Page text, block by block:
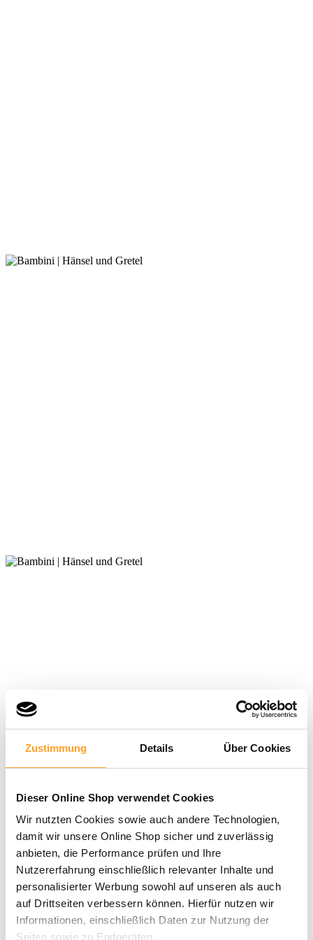
Zustimmung Details Über Cookies
Dieser Online Shop verwendet Cookies
Wir nutzten Cookies sowie auch andere Technologien,
damit wir unsere Online Shop sicher und zuverlässig
anbieten, die Performance prüfen und Ihre
Nutzererfahrung einschließlich relevanter Inhalte und
personalisierter Werbung sowohl auf unseren als auch
auf Drittseiten verbessern können. Hierfür nutzen wir
Informationen, einschließlich Daten zur Nutzung der
Seiten sowie zu Endgeräten.